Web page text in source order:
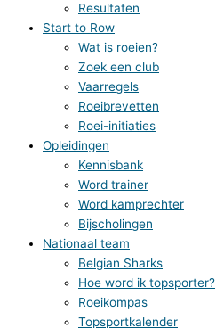
Resultaten
Start to Row
Wat is roeien?
Zoek een club
Vaarregels
Roeibrevetten
Roei-initiaties
Opleidingen
Kennisbank
Word trainer
Word kamprechter
Bijscholingen
Nationaal team
Belgian Sharks
Hoe word ik topsporter?
Roeikompas
Topsportkalender